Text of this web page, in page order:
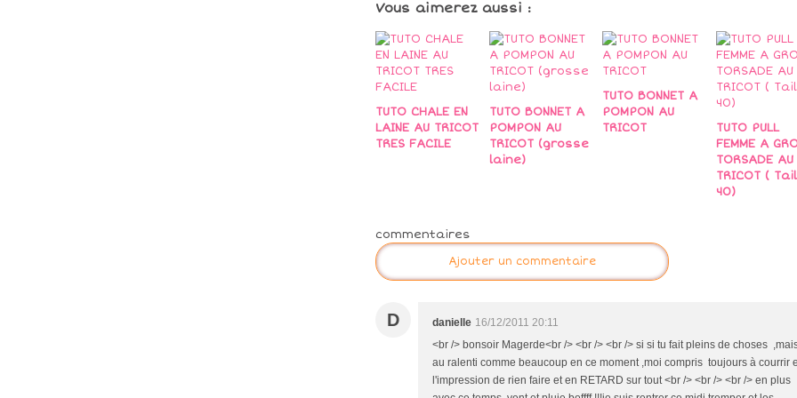
Vous aimerez aussi :
TUTO CHALE EN
LAINE AU TRICOT
TRES FACILE
TUTO BONNET A
POMPON AU
TRICOT (grosse
laine)
TUTO BONNET A
POMPON AU
TRICOT
TUTO PULL
FEMME A
TORSADE AU
TRICOT (
40)
commentaires
Ajouter un commentaire
D danielle 16/12/2011 20:11
<br /> bonsoir Magerde<br /> <br /> <br /> si si tu fait pleins de choses
au ralenti comme beaucoup en ce moment ,moi compris toujours à courrir
l'impression de rien faire et en RETARD sur tout <br /> <br /> <br /> en plus